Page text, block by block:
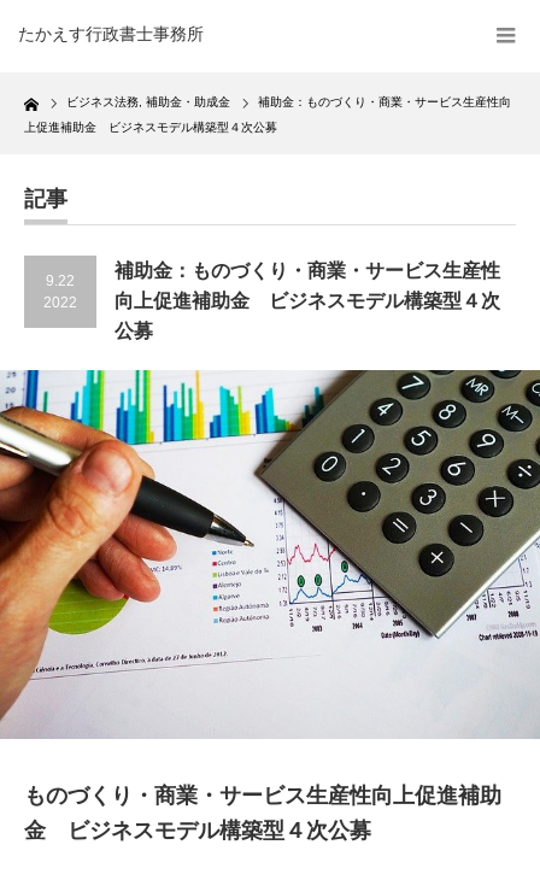
たかえす行政書士事務所
Home ビジネス法務 補助金・助成金
補助金：ものづくり・商業・サービス生産性向
上促進補助金 ビジネスモデル構築型４次公募
記事
9.22
2022
補助金：ものづくり・商業・サービス生産性
向上促進補助金 ビジネスモデル構築型４次
公募
ものづくり・商業・サービス生産性向上促進補助
金 ビジネスモデル構築型４次公募